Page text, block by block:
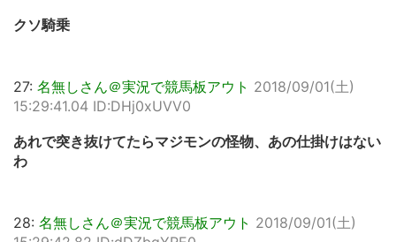
クソ騎乗
27: 名無しさん＠実況で競馬板アウト 2018/09/01(土)
15:29:41.04 ID:DHj0xUVV0
あれで突き抜けてたらマジモンの怪物、あの仕掛けはない
わ
28: 名無しさん＠実況で競馬板アウト 2018/09/01(土)